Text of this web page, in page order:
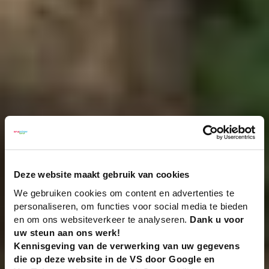
Deze website maakt gebruik van cookies
We gebruiken cookies om content en advertenties te
personaliseren, om functies voor social media te bieden
en om ons websiteverkeer te analyseren. Dank u voor
uw steun aan ons werk!
Kennisgeving van de verwerking van uw gegevens
die op deze website in de VS door Google en